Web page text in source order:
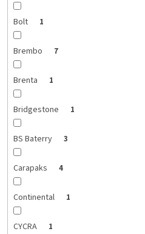
Bolt 1
Brembo 7
Brenta 1
Bridgestone 1
BS Baterry 3
Carapaks 4
Continental 1
CYCRA 1